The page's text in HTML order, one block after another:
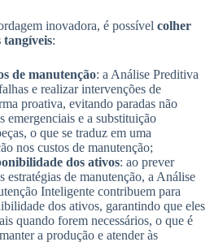
inovadora, é possível colher
tangíveis:
de manutenção: a Análise Preditiva
e realizar intervenções de
proativa, evitando paradas não
emergenciais e a substituição
o que se traduz em uma
nos custos de manutenção;
dos ativos: ao prever
estratégias de manutenção, a Análise
Inteligente contribuem para
dos ativos, garantindo que eles
quando forem necessários, o que é
a produção e atender às